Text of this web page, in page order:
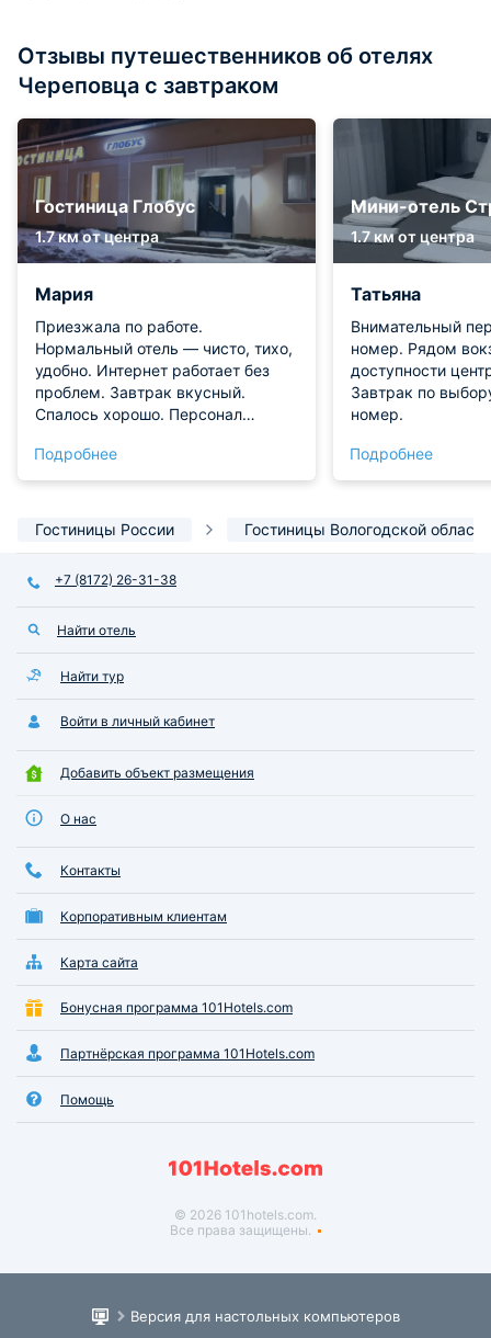
Отзывы путешественников об отелях
Череповца с завтраком
Гостиница Глобус
1.7 км от центра
Мария
Приезжала по работе.
Нормальный отель — чисто, тихо,
удобно. Интернет работает без
проблем. Завтрак вкусный.
Спалось хорошо. Персонал
Подробнее
Мини-отель
1.7 км от центра
Татьяна
Внимательный
номер. Рядом
доступности
Завтрак по
номер.
Подробнее
Гостиницы России Гостиницы Вологодской области
+7 (8172) 26-31-38
Найти отель
Найти тур
Войти в личный кабинет
Добавить объект размещения
О нас
Контакты
Корпоративным клиентам
Карта сайта
Бонусная программа 101Hotels.com
Партнёрская программа 101Hotels.com
Помощь
© 2026 101hotels.com.
Все права защищены.
Версия для настольных компьютеров